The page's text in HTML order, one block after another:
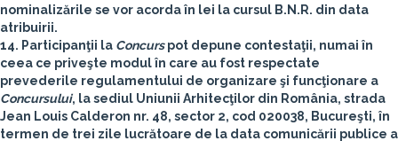
nominalizările se vor acorda în lei la cursul B.N.R. din data
atribuirii.
14. Participanţii la Concurspot depune contestaţii, numai în
ceea ce priveşte modul în care au fost respectate
prevederile regulamentului de organizare şi funcţionare a
Concursului, la sediul Uniunii Arhitecţilor din România, strada
Jean Louis Calderon nr. 48, sector 2, cod 020038, Bucureşti, în
termen de trei zile lucrătoare de la data comunicării publice a